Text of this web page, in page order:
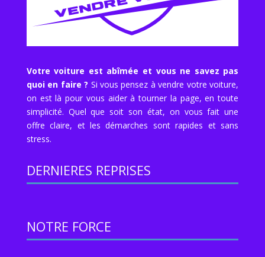
Votre voiture est abîmée et vous ne savez pas
quoi en faire ? Si vous pensez à vendre votre voiture,
on est là pour vous aider à tourner la page, en toute
simplicité. Quel que soit son état, on vous fait une
offre claire, et les démarches sont rapides et sans
stress.
DERNIERES REPRISES
NOTRE FORCE